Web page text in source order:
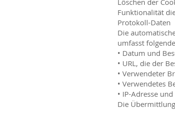
Löschen der
Funktionalität
Protokoll-Daten
Die
umfasst
• Datum und
• URL, die der
• Verwendeter
• Verwendetes
• IP-Adresse
Die